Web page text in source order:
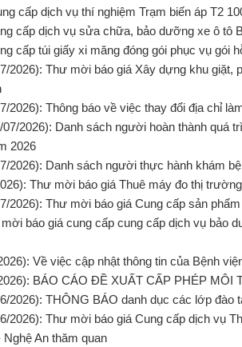
cấp dịch vụ thí nghiệm Trạm biến áp T2
cấp dịch vụ sửa chữa, bảo dưỡng xe ô tô
cấp túi giấy xi măng đóng gói phục vụ gói
2026): Thư mời báo giá Xây dựng khu giặt,
2026): Thông báo về việc thay đổi địa chỉ
2026): Danh sách người hoàn thành quá
2026
2026): Danh sách người thực hành khám
Thư mời báo giá Thuê máy đo thị
2026): Thư mời báo giá Cung cấp sản
báo giá cung cấp cung cấp dịch vụ bảo
Về việc cập nhật thông tin của Bệnh
BÁO CÁO ĐỀ XUẤT CẤP PHÉP MÔI
2026): THÔNG BÁO danh dục các lớp đào
2026): Thư mời báo giá Cung cấp dịch vụ
An thăm quan